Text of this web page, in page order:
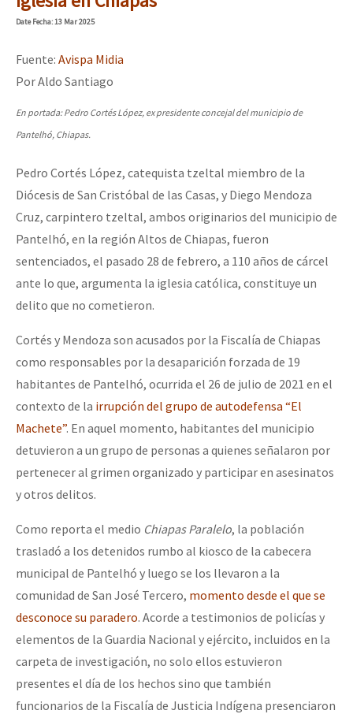
Mundo
Megaproyectos
Presos
Mujeres
ETIQUETAS
MULTIMEDIA
Audio
Fotorreportaje
Video
Otras secciones
Semillero Guerra contra la Humanidad. (Las poblaciones y
Medios Libres
COVID-19
Contacto
Dia 1: Encontro “Guerra contra a Humanidade”
[CDMX – 20 julio] Jornadas globales por la libertad de Jesús
“Sonhando a Terra do Bem Virá” se publica no Estado Espanhol
Se o México sabe, que o mundo saiba! Nossas lutas pela
[25 abr – CDMX] Tokín por el CNI: 30 años de Resistencia y
DateFecha: 13 Mar 2025
Fuente: Avispa Midia
Por Aldo Santiago
En portada: Pedro Cortés López, ex presidente concejal del municipio de
Pantelhó, Chiapas.
Pedro Cortés López, catequista tzeltal miembro de la
Diócesis de San Cristóbal de las Casas, y Diego Mendoza
Cruz, carpintero tzeltal, ambos originarios del municipio de
Pantelhó, en la región Altos de Chiapas, fueron
sentenciados, el pasado 28 de febrero, a 110 años de cárcel
ante lo que, argumenta la iglesia católica, constituye un
delito que no cometieron.
Cortés y Mendoza son acusados por la Fiscalía de Chiapas
como responsables por la desaparición forzada de 19
habitantes de Pantelhó, ocurrida el 26 de julio de 2021 en el
contexto de la irrupción del grupo de autodefensa “El
Machete”. En aquel momento, habitantes del municipio
detuvieron a un grupo de personas a quienes señalaron por
pertenecer al grimen organizado y participar en asesinatos
y otros delitos.
Como reporta el medio Chiapas Paralelo, la población
trasladó a los detenidos rumbo al kiosco de la cabecera
municipal de Pantelhó y luego se los llevaron a la
comunidad de San José Tercero, momento desde el que se
desconoce su paradero. Acorde a testimonios de policías y
elementos de la Guardia Nacional y ejército, incluidos en la
carpeta de investigación, no solo ellos estuvieron
presentes el día de los hechos sino que también
funcionarios de la Fiscalía de Justicia Indígena presenciaron